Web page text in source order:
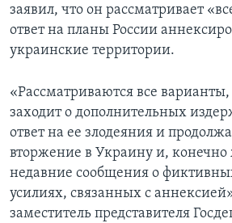
заявил, что он рассматривает
ответ на планы России
украинские территории.
«Рассматриваются все варианты,
заходит о дополнительных
ответ на ее злодеяния и
вторжение в Украину и, конечно
недавние сообщения о
усилиях, связанных с
заместитель представителя